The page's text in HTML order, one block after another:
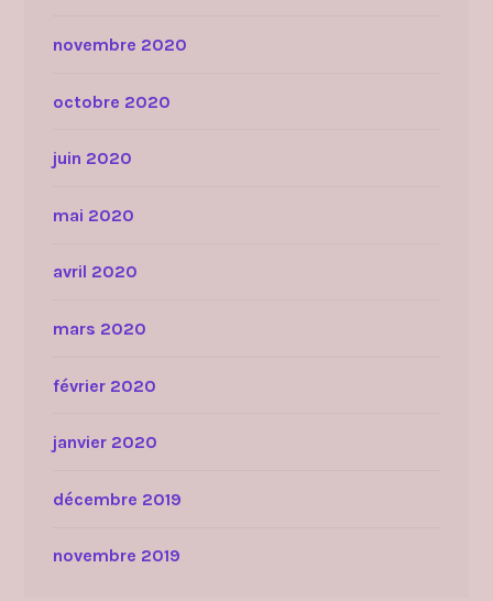
novembre 2020
octobre 2020
juin 2020
mai 2020
avril 2020
mars 2020
février 2020
janvier 2020
décembre 2019
novembre 2019